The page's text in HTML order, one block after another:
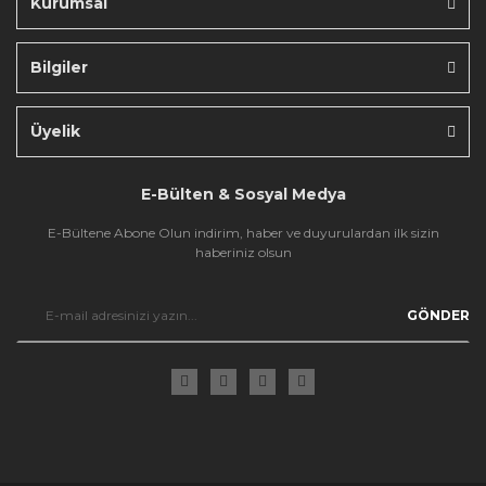
Bilgiler
Üyelik
E-Bülten & Sosyal Medya
E-Bültene Abone Olun indirim, haber ve duyurulardan ilk sizin
haberiniz olsun
GÖNDER